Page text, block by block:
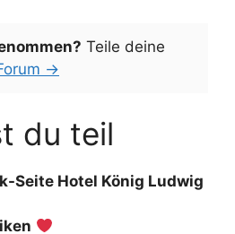
Teile deine
→
du teil
Seite Hotel König Ludwig